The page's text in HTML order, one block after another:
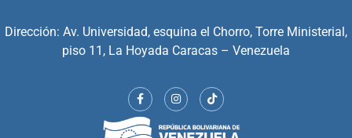
Dirección: Av. Universidad, esquina el Chorro, Torre Ministerial,
piso 11, La Hoyada Caracas – Venezuela